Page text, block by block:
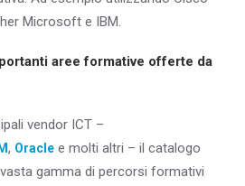
Microsoft e IBM.
aree formative offerte da
vendor ICT –
, Oracle e molti altri – il catalogo
gamma di percorsi formativi